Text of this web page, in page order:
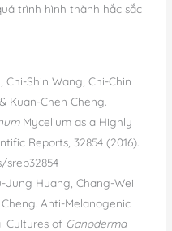
trình hình thành hắc sắc
Chi-Shin Wang, Chi-Chin
Kuan-Chen Cheng.
Mycelium as a Highly
Reports, 32854 (2016).
Jung Huang, Chang-Wei
Anti-Melanogenic
Cultures of Ganoderma